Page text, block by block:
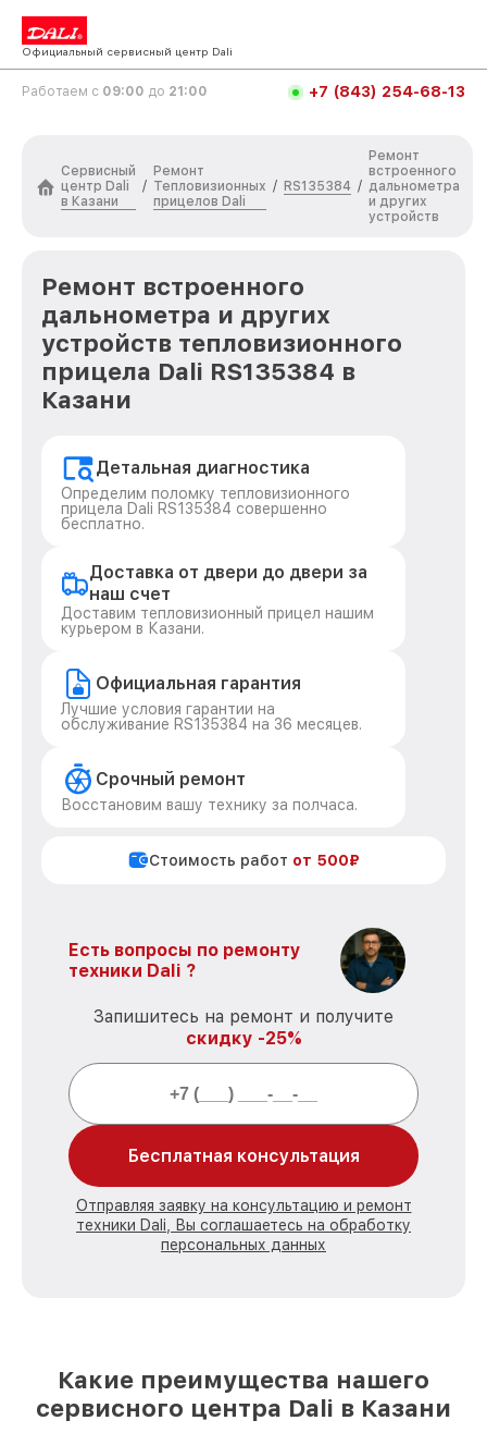
Официальный сервисный центр Dali
Работаем с 09:00 до 21:00 +7 (843) 254-68-13
Сервисный
центр Dali
в Казани
/
Ремонт
Тепловизионных
прицелов Dali
/ RS135384 /
Ремонт
встроенного
дальнометра
и других
устройств
Ремонт встроенного
дальнометра и других
устройств тепловизионного
прицела Dali RS135384 в
Казани
Детальная диагностика
Определим поломку тепловизионного
прицела Dali RS135384 совершенно
бесплатно.
Доставка от двери до двери за
наш счет
Доставим тепловизионный прицел нашим
курьером в Казани.
Официальная гарантия
Лучшие условия гарантии на
обслуживание RS135384 на 36 месяцев.
Срочный ремонт
Восстановим вашу технику за полчаса.
Стоимость работ от 500₽
Есть вопросы по ремонту
техники Dali ?
Запишитесь на ремонт и получите
скидку -25%
Бесплатная консультация
Отправляя заявку на консультацию и ремонт
техники Dali, Вы соглашаетесь на обработку
персональных данных
Какие преимущества нашего
сервисного центра Dali в Казани